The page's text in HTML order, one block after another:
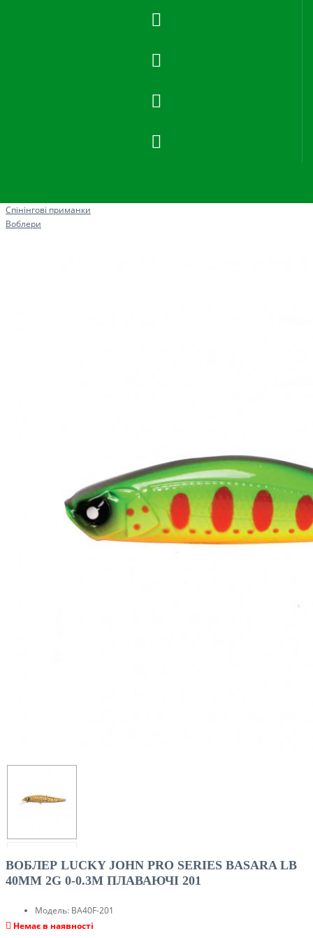
Спінінгові приманки
Воблери
ВОБЛЕР LUCKY JOHN PRO SERIES BASARA LB
40MM 2G 0-0.3M ПЛАВАЮЧІ 201
Модель: BA40F-201
Немає в наявності